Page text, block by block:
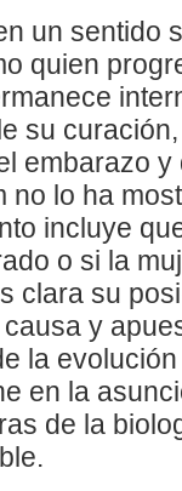
un sentido
quien
su
embarazo
no lo ha
incluye
o si la
clara su
y
la
en la
de la